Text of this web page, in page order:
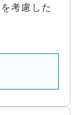
考慮した